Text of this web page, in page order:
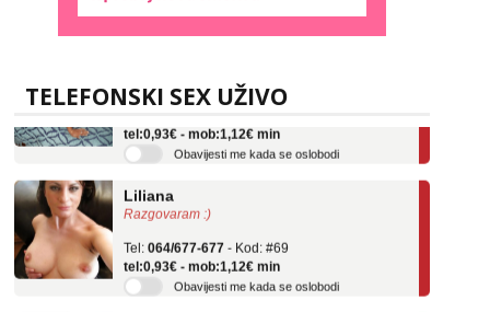
TELEFONSKI SEX UŽIVO
Tel:064/677-677- Kod: #136
Obavijesti me kada se oslobodi
Razgovaram :)
tel:0,93€ - mob:1,12€ min
Obavijesti me kada se oslobodi